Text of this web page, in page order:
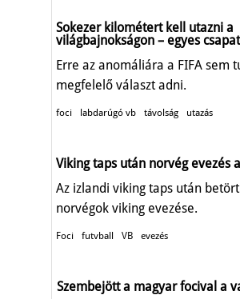
Sokezer kilométert kell utazni a
világbajnokságon – egyes
Erre az anomáliára a FIFA sem
megfelelő választ adni.
foci labdarúgó vb távolság utazás
Viking taps után norvég evezés
Az izlandi viking taps után
norvégok viking evezése.
Foci futvball VB evezés
Szembejött a magyar focival a